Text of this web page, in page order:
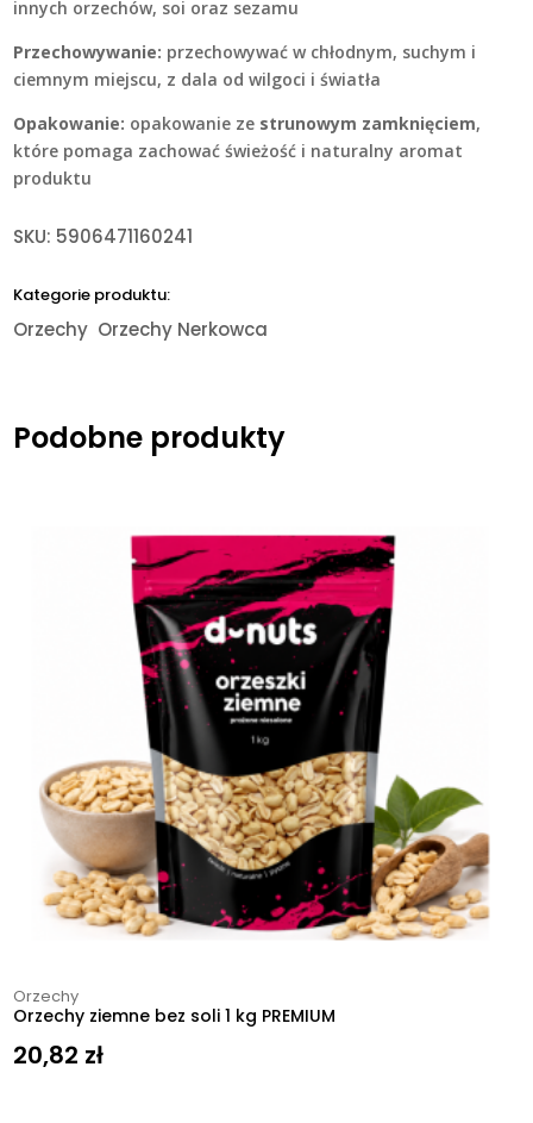
innych orzechów, soi oraz sezamu
Przechowywanie: przechowywać w chłodnym, suchym i
ciemnym miejscu, z dala od wilgoci i światła
Opakowanie: opakowanie ze strunowym zamknięciem,
które pomaga zachować świeżość i naturalny aromat
produktu
SKU: 5906471160241
Kategorie produktu:
Orzechy Orzechy Nerkowca
Podobne produkty
Orzechy
Orzechy ziemne bez soli 1 kg PREMIUM
20,82 zł